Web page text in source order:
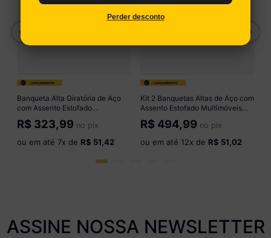
Banqueta Alta Giratória de Aço
com Assento Estofado
Multimóveis CR50297
Cromado/Preto
R$ 323,99 no pix
ou em até 7x de R$ 51,42
Kit 2 Banquetas Altas de Aço com
Assento Estofado Multimóveis
CR50302 Cromado/Preto
R$ 494,99 no pix
ou em até 12x de R$ 51,02
ASSINE NOSSA NEWSLETTER
Perder desconto